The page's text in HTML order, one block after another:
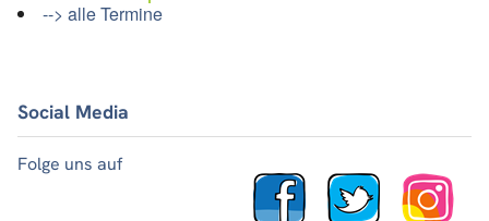
--> alle Termine
Social Media
Folge uns auf